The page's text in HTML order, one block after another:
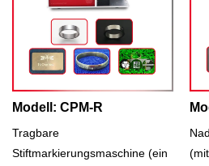
Modell: CPM-R
Tragbare
Stiftmarkierungsmaschine (ein